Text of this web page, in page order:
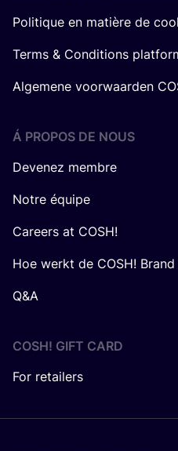
Politique en matière de
Terms & Conditions
Algemene voorwaarden
Á PROPOS DE NOUS
Devenez membre
Notre équipe
Careers at COSH!
Hoe werkt de COSH! Brand
Q&A
COSH! GIFT CARD
For retailers